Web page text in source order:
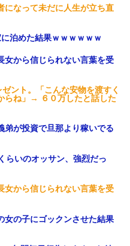
になって未だに人生が立ち直
泊めた結果ｗｗｗｗｗｗ
女から信じられない言葉を受
ント。「こんな安物を渡すく
らね」→ ６０万したと話した
弟が投資で旦那より稼いでる
らいのオッサン、強烈だっ
女から信じられない言葉を受
女の子にゴックンさせた結果